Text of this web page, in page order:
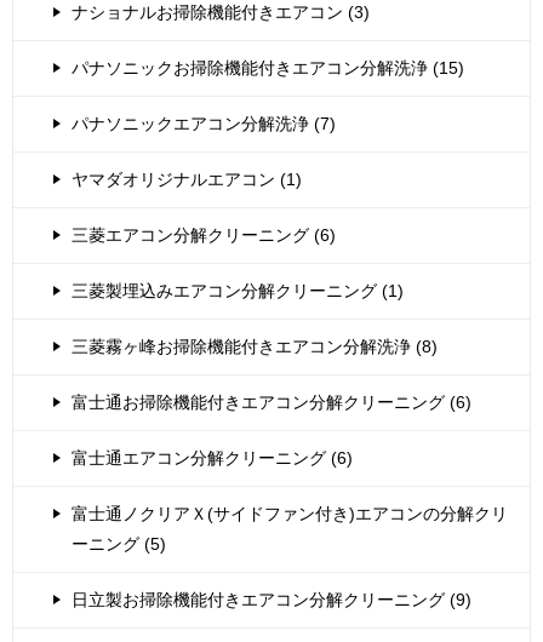
ナショナルお掃除機能付きエアコン (3)
パナソニックお掃除機能付きエアコン分解洗浄 (15)
パナソニックエアコン分解洗浄 (7)
ヤマダオリジナルエアコン (1)
三菱エアコン分解クリーニング (6)
三菱製埋込みエアコン分解クリーニング (1)
三菱霧ヶ峰お掃除機能付きエアコン分解洗浄 (8)
富士通お掃除機能付きエアコン分解クリーニング (6)
富士通エアコン分解クリーニング (6)
富士通ノクリアＸ(サイドファン付き)エアコンの分解クリ
ーニング (5)
日立製お掃除機能付きエアコン分解クリーニング (9)